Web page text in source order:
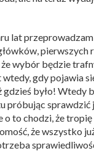
lat
pierwszych
wybór będzie
gdy pojawia
było! Wtedy
próbując sprawdzić
o to chodzi, że
że wszystko